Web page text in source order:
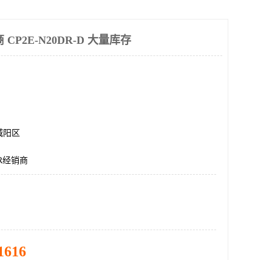
CP2E-N20DR-D 大量库存
阳区
经销商